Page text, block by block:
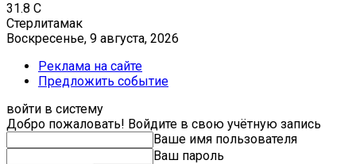
31.8 C
Стерлитамак
Воскресенье, 9 августа, 2026
Реклама на сайте
Предложить событие
войти в систему
Добро пожаловать! Войдите в свою учётную запись
Ваше имя пользователя
Ваш пароль